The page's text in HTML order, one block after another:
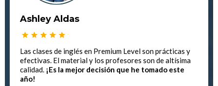
Ashley Aldas
Las clases de inglés en Premium Level son prácticas y
efectivas. El material y los profesores son de altísima
calidad. ¡Es la mejor decisión que he tomado este
año!